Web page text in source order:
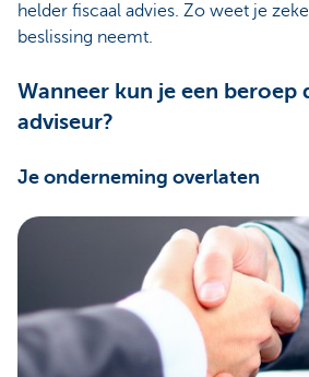
helder fiscaal advies. Zo weet je
beslissing neemt.
Wanneer kun je een beroep
adviseur?
Je onderneming overlaten